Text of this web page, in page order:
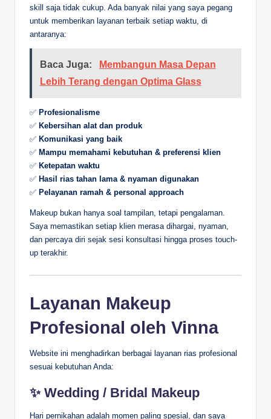
skill saja tidak cukup. Ada banyak nilai yang saya pegang
untuk memberikan layanan terbaik setiap waktu, di
antaranya:
Baca Juga:
Membangun Masa Depan
Lebih Terang dengan Optima Glass
✅ Profesionalisme
✅ Kebersihan alat dan produk
✅ Komunikasi yang baik
✅ Mampu memahami kebutuhan & preferensi klien
✅ Ketepatan waktu
✅ Hasil rias tahan lama & nyaman digunakan
✅ Pelayanan ramah & personal approach
Makeup bukan hanya soal tampilan, tetapi pengalaman.
Saya memastikan setiap klien merasa dihargai, nyaman,
dan percaya diri sejak sesi konsultasi hingga proses touch-
up terakhir.
Layanan Makeup
Profesional oleh Vinna
Website ini menghadirkan berbagai layanan rias profesional
sesuai kebutuhan Anda:
✨ Wedding / Bridal Makeup
Hari pernikahan adalah momen paling spesial, dan saya